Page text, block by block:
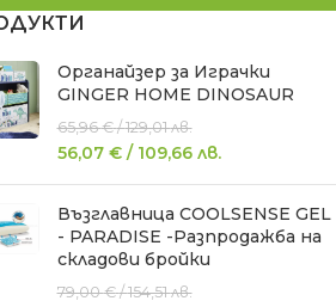
Органайзер за Играчки
GINGER HOME DINOSAUR
65,96€ /129,01лв.
56,07 € / 109,66 лв.
Възглавница COOLSENSE GEL
- PARADISE -Разпродажба на
складови бройки
79,00€ /154,51лв.